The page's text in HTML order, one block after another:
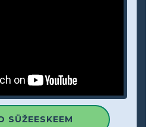
SÜŽEESKEEM